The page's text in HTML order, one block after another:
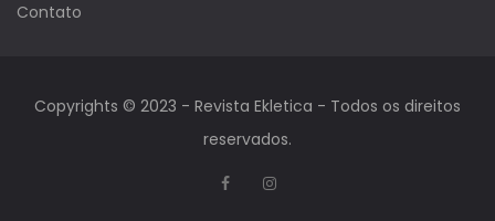
Contato
Copyrights © 2023 - Revista Ekletica - Todos os direitos
reservados.